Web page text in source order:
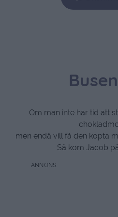
Om man inte har tid att
men endå vill få den köpta
Så kom Jacob